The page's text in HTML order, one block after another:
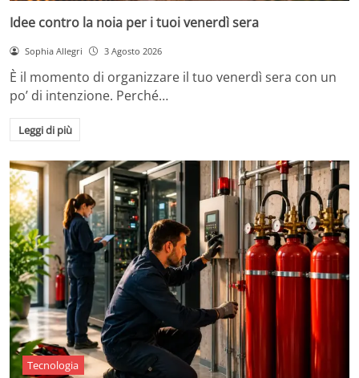
Idee contro la noia per i tuoi venerdì sera
Sophia Allegri 3 Agosto 2026
È il momento di organizzare il tuo venerdì sera con un
po’ di intenzione. Perché…
Leggi di più
Tecnologia